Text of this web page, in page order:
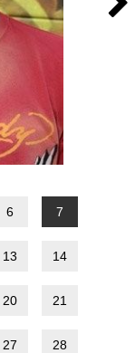
6 7
13 14
20 21
27 28